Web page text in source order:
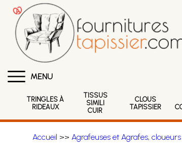
MENU
TRINGLES À
RIDEAUX
TISSUS
SIMILI
CUIR
CLOUS
TAPISSIER
Accueil >> Agrafeuses et Agrafes,